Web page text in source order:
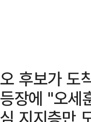
오 후보가 도
등장에 "오세
심 지지층만